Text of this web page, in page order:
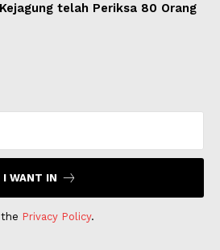
telah Periksa 80 Orang
I WANT IN
Privacy Policy.